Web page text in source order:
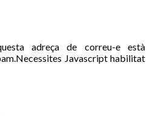
adreça de correu-e està
Javascript habilitat